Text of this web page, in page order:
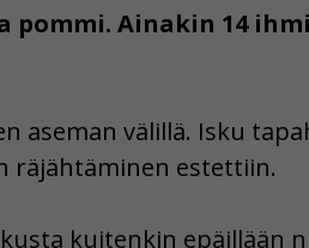
Ainakin 14
aseman välillä. Isku
räjähtäminen estettiin.
kuitenkin epäillään